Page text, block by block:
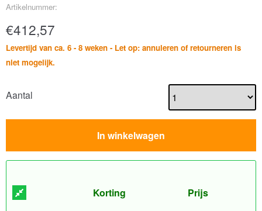
Artikelnummer:
€412,57
Levertijd van ca. 6 - 8 weken - Let op: annuleren of retourneren is
niet mogelijk.
Aantal
In winkelwagen
Korting Prijs